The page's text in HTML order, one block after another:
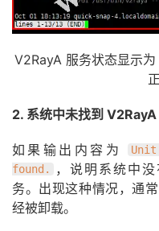
V2RayA 服务状态显示
2. 系统中未找到
如果输出内容为
found.
，说明系统中
务。出现这种情况，通
经被卸载。